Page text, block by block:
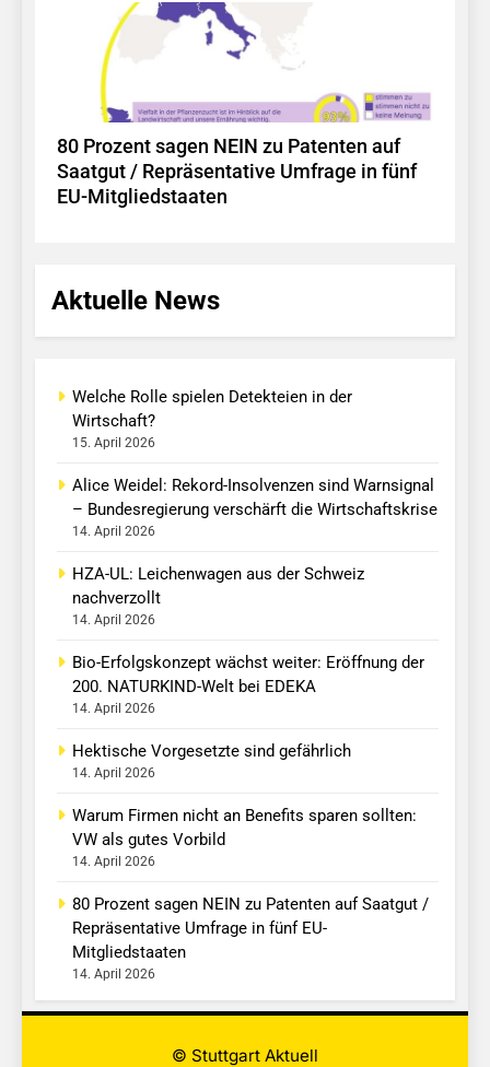
80 Prozent sagen NEIN zu Patenten auf
Saatgut / Repräsentative Umfrage in fünf
EU-Mitgliedstaaten
Aktuelle News
Welche Rolle spielen Detekteien in der
Wirtschaft?
15. April 2026
Alice Weidel: Rekord-Insolvenzen sind Warnsignal
– Bundesregierung verschärft die Wirtschaftskrise
14. April 2026
HZA-UL: Leichenwagen aus der Schweiz
nachverzollt
14. April 2026
Bio-Erfolgskonzept wächst weiter: Eröffnung der
200. NATURKIND-Welt bei EDEKA
14. April 2026
Hektische Vorgesetzte sind gefährlich
14. April 2026
Warum Firmen nicht an Benefits sparen sollten:
VW als gutes Vorbild
14. April 2026
80 Prozent sagen NEIN zu Patenten auf Saatgut /
Repräsentative Umfrage in fünf EU-
Mitgliedstaaten
14. April 2026
© Stuttgart Aktuell